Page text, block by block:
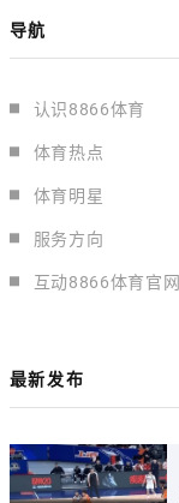
导航
认识8866体育
体育热点
体育明星
服务方向
互动8866体育官网
最新发布